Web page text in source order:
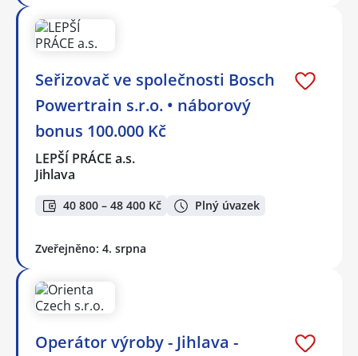
Seřizovač ve společnosti Bosch
Powertrain s.r.o. • náborový
bonus 100.000 Kč
LEPŠÍ PRÁCE a.s.
Jihlava
40 800 – 48 400 Kč Plný úvazek
Zveřejněno: 4. srpna
Operátor výroby - Jihlava -